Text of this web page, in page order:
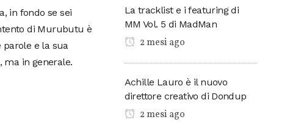
in fondo se sei
di Murubutu è
parole e la sua
ma in generale.
La tracklist e i featuring di
MM Vol. 5 di MadMan
2 mesi ago
Achille Lauro è il nuovo
direttore creativo di Dondup
2 mesi ago